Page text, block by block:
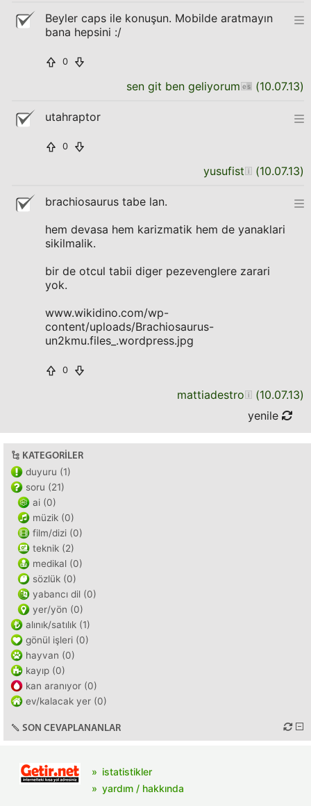
Beyler caps ile konuşun. Mobilde aratmayın
bana hepsini :/
0
sen git ben geliyorum (10.07.13)
utahraptor
0
yusufist (10.07.13)
brachiosaurus tabe lan.
hem devasa hem karizmatik hem de yanaklari
sikilmalik.
bir de otcul tabii diger pezevenglere zarari
yok.
www.wikidino.com/wp-
content/uploads/Brachiosaurus-
un2kmu.files_.wordpress.jpg
0
mattiadestro (10.07.13)
yenile
KATEGORILER
duyuru (1)
soru (21)
ai (0)
müzik (0)
film/dizi (0)
teknik (2)
medikal (0)
sözlük (0)
yabancı dil (0)
yer/yön (0)
alınık/satılık (1)
gönül işleri (0)
hayvan (0)
kayıp (0)
kan aranıyor (0)
ev/kalacak yer (0)
SON CEVAPLANANLAR
istatistikler
yardım / hakkında